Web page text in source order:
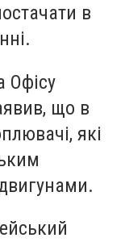
в
Офісу
що в
які